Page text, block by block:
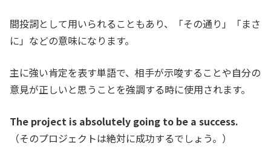
間投詞として用いられることもあり、「その通り」「まさ
に」などの意味になります。
主に強い肯定を表す単語で、相手が示唆することや自分の
意見が正しいと思うことを強調する時に使用されます。
The project is absolutely going to be a success.
（そのプロジェクトは絶対に成功するでしょう。）